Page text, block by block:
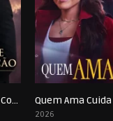
0Para Sempre no Meu Coração Quem Ama Cuida
2026